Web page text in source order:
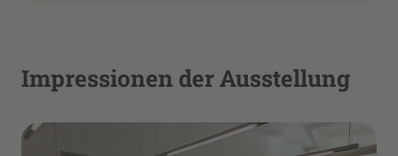
Impressionen der Ausstellung